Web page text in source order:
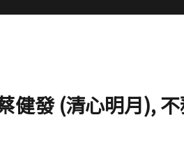
健發 (清心明月),